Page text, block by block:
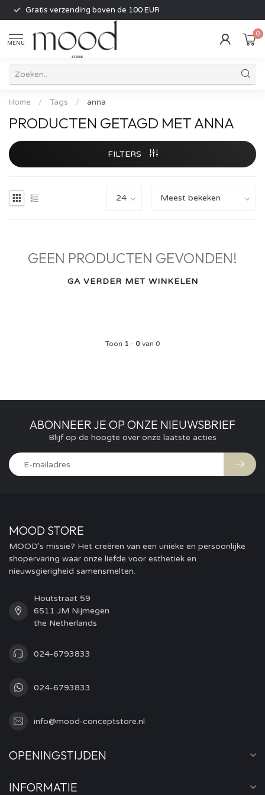
Gratis verzending boven de 100 EUR
MENU
0
Home / Tags / anna
PRODUCTEN GETAGD MET ANNA
FILTERS
GEEN PRODUCTEN GEVONDEN!
GA VERDER MET WINKELEN
Toon 1 - 0van 0
ABONNEER JE OP ONZE NIEUWSBRIEF
Blijf op de hoogte over onze laatste acties
MOOD STORE
MOOD's missie? Het creëren van een unieke en persoonlijke
shopervaring waar onze liefde voor esthetiek en
nieuwsgierigheid samensmelten.
Houtstraat 59
6511 JM Nijmegen
the Netherlands
024-6793833
024-6793833
info@mood-conceptstore.nl
OPENINGSTIJDEN
INFORMATIE